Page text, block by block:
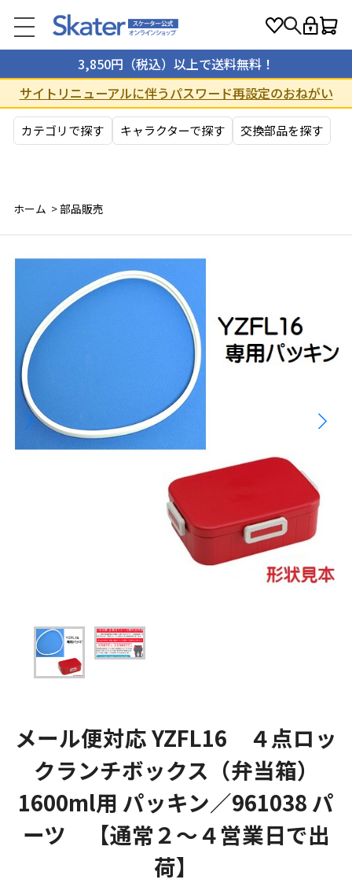
3,850円（税込）以上で送料無料！
サイトリニューアルに伴うパスワード再設定のおねがい
カテゴリで探す キャラクターで探す 交換部品を探す
ホーム >部品販売
メール便対応 YZFL16 ４点ロッ
クランチボックス（弁当箱）
1600ml用 パッキン／961038 パ
ーツ 【通常２～４営業日で出
荷】